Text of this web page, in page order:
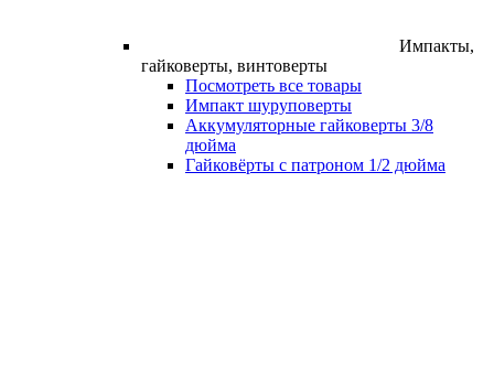
Импакты,
гайковерты, винтоверты
Посмотреть все товары
Импакт шуруповерты
Аккумуляторные гайковерты 3/8
дюйма
Гайковёрты с патроном 1/2 дюйма